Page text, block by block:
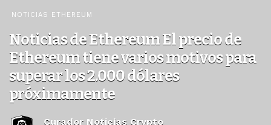
NOTICIAS ETHEREUM
Noticias de Ethereum El precio de
Ethereum tiene varios motivos para
superar los 2.000 dólares
próximamente
Curador Noticias Crypto